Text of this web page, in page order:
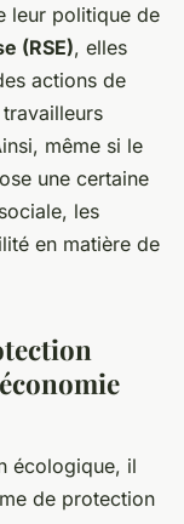
leur politique de
(RSE), elles
actions de
même si le
une certaine
les
en matière de
écologique, il
de protection